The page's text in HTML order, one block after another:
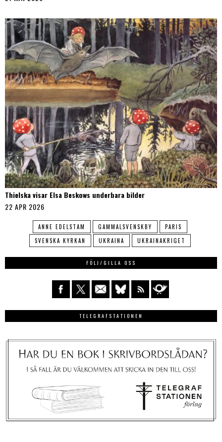
Thielska visar Elsa Beskows underbara bilder
22 APR 2026
ANNE EDELSTAM GAMMALSVENSKBY
PARIS
SVENSKA KYRKAN
UKRAINA UKRAINAKRIGET
FÖLJ/GILLA OSS
TELEGRAFSTATIONEN